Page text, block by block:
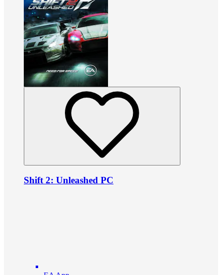
Shift 2: Unleashed PC